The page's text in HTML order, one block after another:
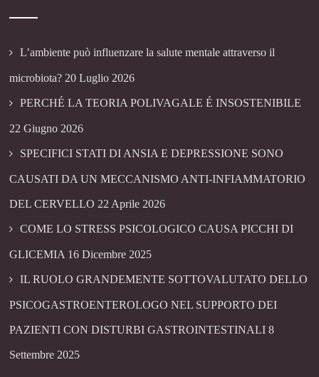
L’ambiente può influenzare la salute mentale attraverso il
microbiota? 20 Luglio 2026
PERCHÉ LA TEORIA POLIVAGALE É INSOSTENIBILE
22 Giugno 2026
SPECIFICI STATI DI ANSIA E DEPRESSIONE SONO
CAUSATI DA UN MECCANISMO ANTI-INFIAMMATORIO
DEL CERVELLO 22 Aprile 2026
COME LO STRESS PSICOLOGICO CAUSA PICCHI DI
GLICEMIA 16 Dicembre 2025
IL RUOLO GRANDEMENTE SOTTOVALUTATO DELLO
PSICOGASTROENTEROLOGO NEL SUPPORTO DEI
PAZIENTI CON DISTURBI GASTROINTESTINALI 8
Settembre 2025